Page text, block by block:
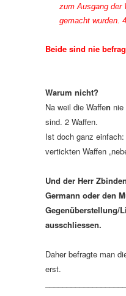
zum Ausgang der
gemacht wurden. 4
Beide sind nie
Warum nicht?
Na weil die Waffen
sind. 2 Waffen.
Ist doch ganz
vertickten Waffen
Und der Herr
Germann oder den
Gegenüberstellung/
ausschliessen.
Daher befragte man
erst.